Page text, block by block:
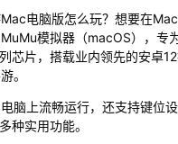
电脑版怎么玩？想要在
模拟器（macOS），专
芯片，搭载业内领先的安卓
。
脑上流畅运行，还支持键位
种实用功能。